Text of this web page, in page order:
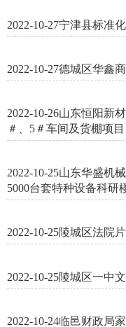
2022-10-27宁津县标准
2022-10-27德城区华鑫
2022-10-26山东恒阳新
＃、5＃车间及货棚项目
2022-10-25山东华盛机
5000台套特种设备科研
2022-10-25陵城区法院
2022-10-25陵城区一中
2022-10-24临邑财政局